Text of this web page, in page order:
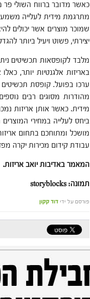
כאשר מדובר ברווח השולי פר
מתרגמת מידית לעלייה
שמוכר מוצרים אשר יכולים
יצירתי, פשוט ויעיל ביותר
מלבד לקופסאות תכשיטים
באריזות אלגנטיות יותר,
ערכו בפועל. קופסת
מהודרות מסוגים רבים
מידית. כאשר אותן אריזות
ביחס לעלייה במחירי
מושכל ומתוחכם בתחום
עבודת קידום מכירות יקרה
המאמר באדיבות יואב
תמונה: storyblocks
פורסם על ידי דוד קקון